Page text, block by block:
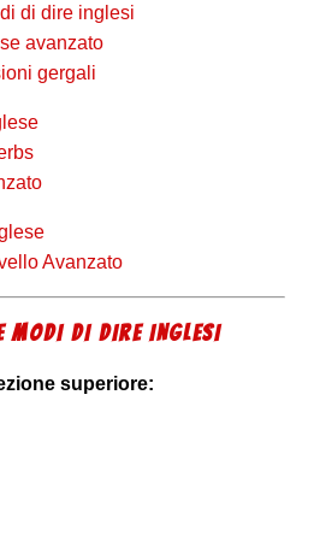
di dire inglesi
avanzato
gergali
Avanzato
MODI DI DIRE INGLESI
superiore: